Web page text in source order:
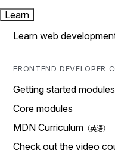
Learn
Learn web
FRONTEND DEVELOPER
Getting started modules
Core modules
MDN Curriculum
Check out the video